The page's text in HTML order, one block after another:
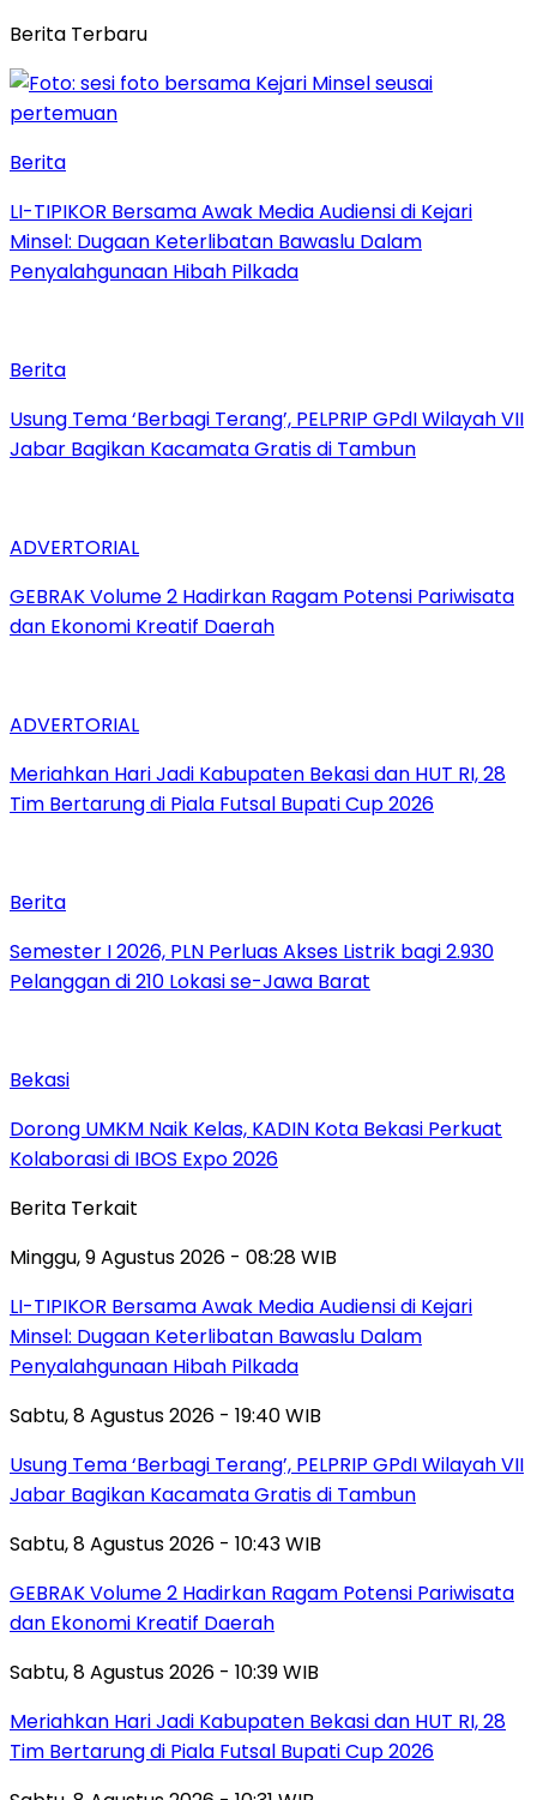
Berita Terbaru
Berita
LI-TIPIKOR Bersama Awak Media Audiensi di Kejari
Minsel: Dugaan Keterlibatan Bawaslu Dalam
Penyalahgunaan Hibah Pilkada
Berita
‎Usung Tema ‘Berbagi Terang’, PELPRIP GPdI Wilayah VII
Jabar Bagikan Kacamata Gratis di Tambun
ADVERTORIAL
GEBRAK Volume 2 Hadirkan Ragam Potensi Pariwisata
dan Ekonomi Kreatif Daerah
ADVERTORIAL
Meriahkan Hari Jadi Kabupaten Bekasi dan HUT RI, 28
Tim Bertarung di Piala Futsal Bupati Cup 2026
Berita
Semester I 2026, PLN Perluas Akses Listrik bagi 2.930
Pelanggan di 210 Lokasi se-Jawa Barat
Bekasi
Dorong UMKM Naik Kelas, KADIN Kota Bekasi Perkuat
Kolaborasi di IBOS Expo 2026
Berita Terkait
Minggu, 9 Agustus 2026 - 08:28 WIB
LI-TIPIKOR Bersama Awak Media Audiensi di Kejari
Minsel: Dugaan Keterlibatan Bawaslu Dalam
Penyalahgunaan Hibah Pilkada
Sabtu, 8 Agustus 2026 - 19:40 WIB
‎Usung Tema ‘Berbagi Terang’, PELPRIP GPdI Wilayah VII
Jabar Bagikan Kacamata Gratis di Tambun
Sabtu, 8 Agustus 2026 - 10:43 WIB
GEBRAK Volume 2 Hadirkan Ragam Potensi Pariwisata
dan Ekonomi Kreatif Daerah
Sabtu, 8 Agustus 2026 - 10:39 WIB
Meriahkan Hari Jadi Kabupaten Bekasi dan HUT RI, 28
Tim Bertarung di Piala Futsal Bupati Cup 2026